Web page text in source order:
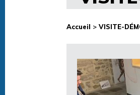
Accueil > VISITE-